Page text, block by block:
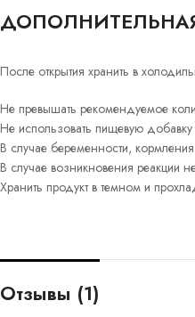
После открытия хранить в
Не превышать рекомендуемое
Не использовать пищевую
В случае беременности,
В случае возникновения реакции
Хранить продукт в темном и
Отзывы (1)